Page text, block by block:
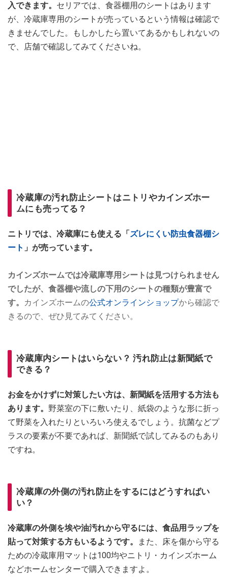
入できます。 セリアでは、食器棚用のシートはあります
が、冷蔵庫専用のシートが売っているという情報は確認で
きませんでした。もしかしたら置いてあるかもしれないの
で、店舗で確認してみてくださいね。
冷蔵庫の汚れ防止シートはニトリやカインズホー
ムにも売ってる？
ニトリでは、冷蔵庫にも使える「ズレにくい防虫食器棚シ
ート 」が売っています。
カインズホームでは冷蔵庫専用シートは見つけられません
でしたが、食器棚や流しの下用のシートの種類が豊富で
す。
カインズホームの公式オンラインショップから確認で
きるので、ぜひ見てみてください。
冷蔵庫内シートはいらない？ 汚れ防止は新聞紙で
できる？
お金をかけずに対策したい方は、新聞紙を活用する方法も
あります。 野菜室の下に敷いたり、紙袋のような形に折っ
て野菜を入れたりといろいろ使えるでしょう。抗菌などプ
ラスの要素が不要であれば、新聞紙で試してみるのもあり
ですね。
冷蔵庫の外側の汚れ防止をするにはどうすればい
い？
冷蔵庫の外側を埃や油汚れから守るには、食品用ラップを
貼って対策する方もいるようです。
また、床を傷から守る
ための冷蔵庫用マットは100均やニトリ・カインズホーム
などホームセンターで購入できますよ。